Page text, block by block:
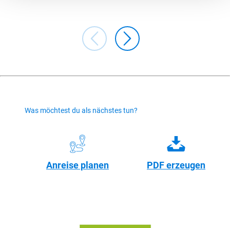
Was möchtest du als nächstes tun?
Anreise planen PDF erzeugen